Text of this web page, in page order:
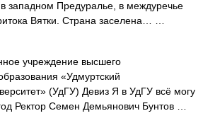
западном Предуралье, в междуречье
Вятки. Страна заселена… …
учреждение высшего
«Удмуртский
(УдГУ) Девиз Я в УдГУ всё могу
Ректор Семен Демьянович Бунтов …